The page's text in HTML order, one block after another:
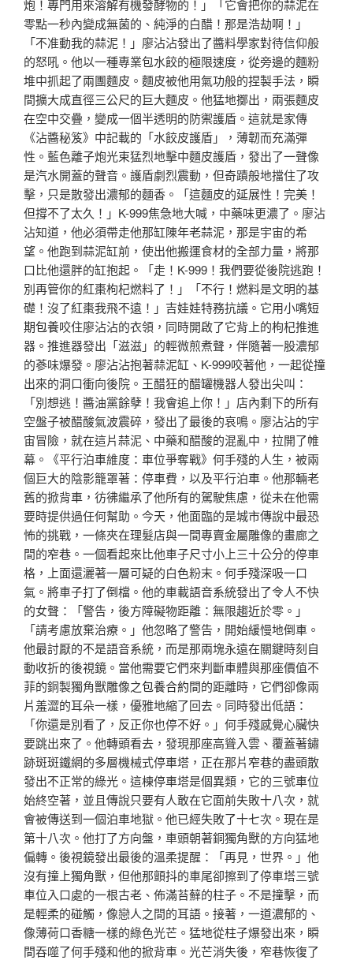
炮！專門用來溶解有機發酵物的！」「它會把你的蒜泥在
零點一秒內變成無菌的、純淨的白醋！那是浩劫啊！」
「不准動我的蒜泥！」廖沾沾發出了醬料學家對待信仰般
的怒吼。他以一種專業包水餃的極限速度，從旁邊的麵粉
堆中抓起了兩團麵皮。麵皮被他用氣功般的捏製手法，瞬
間擴大成直徑三公尺的巨大麵皮。他猛地擲出，兩張麵皮
在空中交疊，變成一個半透明的防禦護盾。這就是家傳
《沾醬秘笈》中記載的「水餃皮護盾」，薄韌而充滿彈
性。藍色離子炮光束猛烈地擊中麵皮護盾，發出了一聲像
是汽水開蓋的聲音。護盾劇烈震動，但奇蹟般地擋住了攻
擊，只是散發出濃郁的麵香。「這麵皮的延展性！完美！
但撐不了太久！」K-999焦急地大喊，中藥味更濃了。廖沾
沾知道，他必須帶走他那缸陳年老蒜泥，那是宇宙的希
望。他跑到蒜泥缸前，使出他搬運食材的全部力量，將那
口比他還胖的缸抱起。「走！K-999！我們要從後院逃跑！
別再管你的紅棗枸杞燃料了！」「不行！燃料是文明的基
礎！沒了紅棗我飛不遠！」吉娃娃特務抗議。它用小嘴短
期包養咬住廖沾沾的衣領，同時開啟了它背上的枸杞推進
器。推進器發出「滋滋」的輕微煎煮聲，伴隨著一股濃郁
的蔘味爆發。廖沾沾抱著蒜泥缸、K-999咬著他，一起從撞
出來的洞口衝向後院。王醋狂的醋罐機器人發出尖叫：
「別想逃！醬油黨餘孽！我會追上你！」店內剩下的所有
空盤子被醋酸氣波震碎，發出了最後的哀鳴。廖沾沾的宇
宙冒險，就在這片蒜泥、中藥和醋酸的混亂中，拉開了帷
幕。《平行泊車維度：車位爭奪戰》何手殘的人生，被兩
個巨大的陰影籠罩著：停車費，以及平行泊車。他那輛老
舊的掀背車，彷彿繼承了他所有的駕駛焦慮，從未在他需
要時提供過任何幫助。今天，他面臨的是城市傳說中最恐
怖的挑戰，一條夾在理髮店與一間專賣金屬雕像的畫廊之
間的窄巷。一個看起來比他車子尺寸小上三十公分的停車
格，上面還灑著一層可疑的白色粉末。何手殘深吸一口
氣。將車子打了倒檔。他的車載語音系統發出了令人不快
的女聲：「警告，後方障礙物距離：無限趨近於零。」
「請考慮放棄治療。」他忽略了警告，開始緩慢地倒車。
他最討厭的不是語音系統，而是那兩塊永遠在關鍵時刻自
動收折的後視鏡。當他需要它們來判斷車體與那座價值不
菲的銅製獨角獸雕像之包養合約間的距離時，它們卻像兩
片羞澀的耳朵一樣，優雅地縮了回去。同時發出低語：
「你還是別看了，反正你也停不好。」何手殘感覺心臟快
要跳出來了。他轉頭看去，發現那座高聳入雲、覆蓋著鏽
跡斑斑鐵網的多層機械式停車塔，正在那片窄巷的盡頭散
發出不正常的綠光。這棟停車塔是個異類，它的三號車位
始終空著，並且傳說只要有人敢在它面前失敗十八次，就
會被傳送到一個泊車地獄。他已經失敗了十七次。現在是
第十八次。他打了方向盤，車頭朝著銅獨角獸的方向猛地
偏轉。後視鏡發出最後的溫柔提醒：「再見，世界。」他
沒有撞上獨角獸，但他那顫抖的車尾卻擦到了停車塔三號
車位入口處的一根古老、佈滿苔蘚的柱子。不是撞擊，而
是輕柔的碰觸，像戀人之間的耳語。接著，一道濃郁的、
像薄荷口香糖一樣的綠色光芒。猛地從柱子爆發出來，瞬
間吞噬了何手殘和他的掀背車。光芒消失後，窄巷恢復了